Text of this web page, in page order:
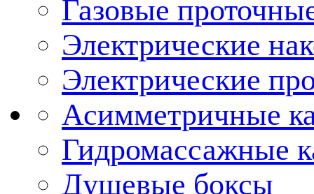
Газовые
Электрические
Электрические
Асимметричные
Гидромассажные
Душевые боксы